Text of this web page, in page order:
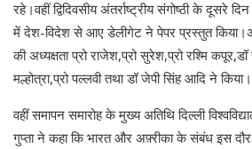
रहे।वहीं द्विदिवसीय अंतर्राष्ट्रीय संगोष्ठी के
में देश-विदेश से आए डेलीगेट ने पेपर प्रस्तुत
की अध्यक्षता प्रो राजेश,प्रो सुरेश,प्रो रश्मि कपूर,डॉ
मल्होत्रा,प्रो पल्लवी तथा डॉ जेपी सिंह आदि ने किया।
वहीं समापन समारोह के मुख्य अतिथि दिल्ली
गुप्ता ने कहा कि भारत और अफ़्रीका के संबंध इस